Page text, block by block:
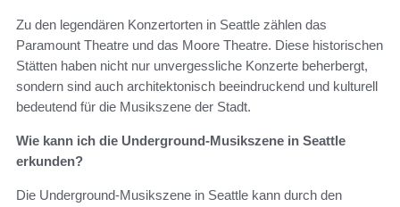
Zu den legendären Konzertorten in Seattle zählen das
Paramount Theatre und das Moore Theatre. Diese historischen
Stätten haben nicht nur unvergessliche Konzerte beherbergt,
sondern sind auch architektonisch beeindruckend und kulturell
bedeutend für die Musikszene der Stadt.
Wie kann ich die Underground-Musikszene in Seattle
erkunden?
Die Underground-Musikszene in Seattle kann durch den